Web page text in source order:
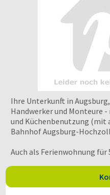
Ihre Unterkunft in
Handwerker und Monteure
und Küchenbenutzung (mit
Bahnhof Augsburg-
Auch als Ferienwohnung für